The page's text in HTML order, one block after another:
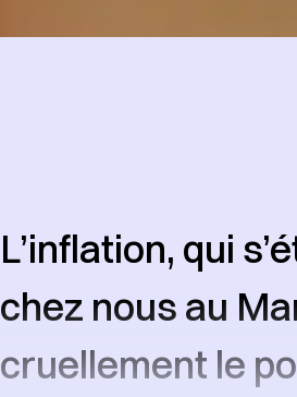
L’inflation, qui
chez nous au
cruellement le